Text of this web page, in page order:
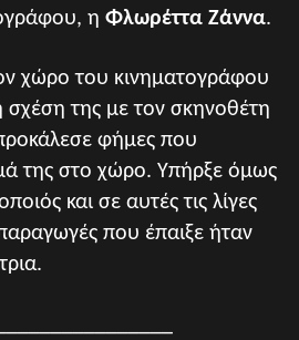
η Φλωρέττα Ζάννα.
χώρο του κινηματογράφου
σχέση της με τον σκηνοθέτη
φήμες που
της στο χώρο. Υπήρξε όμως
και σε αυτές τις λίγες
που έπαιξε ήταν